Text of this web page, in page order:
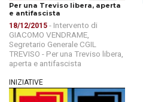
Per una Treviso libera, aperta
e antifascista
18/12/2015 - Intervento di
GIACOMO VENDRAME,
Segretario Generale CGIL
TREVISO - Per una Treviso libera,
aperta e antifascista
INIZIATIVE